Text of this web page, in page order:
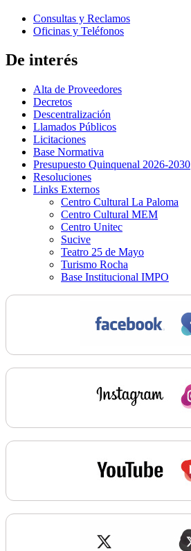
Consultas y Reclamos
Oficinas y Teléfonos
De interés
Alta de Proveedores
Decretos
Descentralización
Llamados Públicos
Licitaciones
Base Normativa
Presupuesto Quinquenal 2026-2030
Resoluciones
Links Externos
Centro Cultural La Paloma
Centro Cultural MEM
Centro Unitec
Sucive
Teatro 25 de Mayo
Turismo Rocha
Base Institucional IMPO